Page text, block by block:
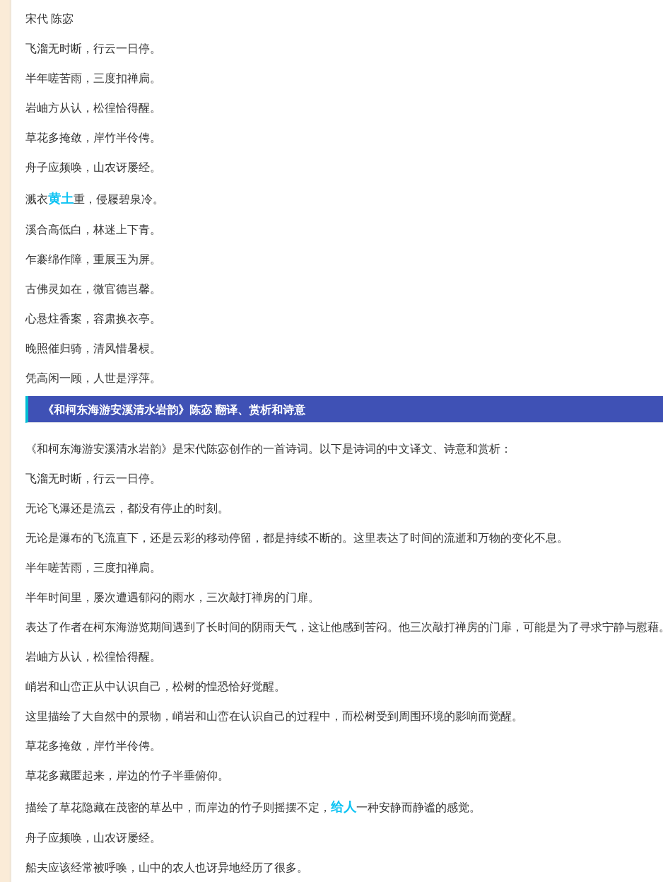
宋代 陈宓
飞溜无时断，行云一日停。
半年嗟苦雨，三度扣禅扃。
岩岫方从认，松徨恰得醒。
草花多掩敛，岸竹半伶俜。
舟子应频唤，山农讶屡经。
溅衣黄土重，侵屦碧泉冷。
溪合高低白，林迷上下青。
乍褰绵作障，重展玉为屏。
古佛灵如在，微官德岂馨。
心悬炷香案，容肃换衣亭。
晚照催归骑，清风惜暑棂。
凭高闲一顾，人世是浮萍。
《和柯东海游安溪清水岩韵》陈宓 翻译、赏析和诗意
《和柯东海游安溪清水岩韵》是宋代陈宓创作的一首诗词。以下是诗词的中文译文、诗意和赏析：
飞溜无时断，行云一日停。
无论飞瀑还是流云，都没有停止的时刻。
无论是瀑布的飞流直下，还是云彩的移动停留，都是持续不断的。这里表达了时间的流逝和万物的变化不息。
半年嗟苦雨，三度扣禅扃。
半年时间里，屡次遭遇郁闷的雨水，三次敲打禅房的门扉。
表达了作者在柯东海游览期间遇到了长时间的阴雨天气，这让他感到苦闷。他三次敲打禅房的门扉，可能是为了寻求宁静与慰藉。
岩岫方从认，松徨恰得醒。
峭岩和山峦正从中认识自己，松树的惶恐恰好觉醒。
这里描绘了大自然中的景物，峭岩和山峦在认识自己的过程中，而松树受到周围环境的影响而觉醒。
草花多掩敛，岸竹半伶俜。
草花多藏匿起来，岸边的竹子半垂俯仰。
描绘了草花隐藏在茂密的草丛中，而岸边的竹子则摇摆不定， 给人一种安静而静谧的感觉。
舟子应频唤，山农讶屡经。
船夫应该经常被呼唤，山中的农人也讶异地经历了很多。